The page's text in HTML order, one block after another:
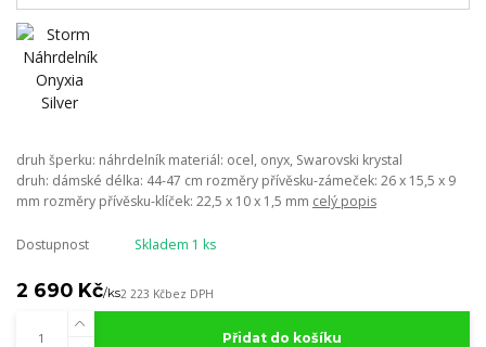
druh šperku: náhrdelník materiál: ocel, onyx, Swarovski krystal
druh: dámské délka: 44-47 cm rozměry přívěsku-zámeček: 26 x 15,5 x 9
mm rozměry přívěsku-klíček: 22,5 x 10 x 1,5 mm celý popis
Dostupnost Skladem 1 ks
2 690 Kč/ks2 223 Kčbez DPH
Přidat do košíku